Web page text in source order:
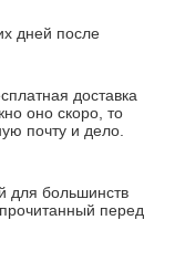
дней после
доставка
оно скоро, то
почту и дело.
для большинств
перед